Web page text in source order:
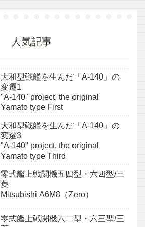
人気記事
大和型戦艦を生んだ「A-140」の
変遷1
"A-140" project, the original
Yamato type First
大和型戦艦を生んだ「A-140」の
変遷3
"A-140" project, the original
Yamato type Third
零式艦上戦闘機五四型・六四型/三
菱
Mitsubishi A6M8（Zero）
零式艦上戦闘機六二型・六三型/三